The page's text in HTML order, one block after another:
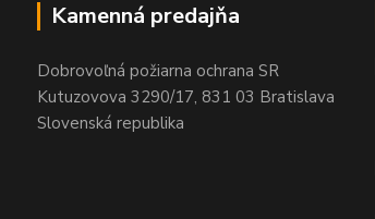
Kamenná predajňa
Dobrovoľná požiarna ochrana SR
Kutuzovova 3290/17, 831 03 Bratislava
Slovenská republika